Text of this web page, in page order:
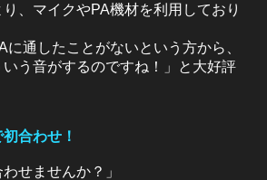
、マイクやPA機材を利用しており
に通したことがないという方から、
いう音がするのですね！」と大好評
合わせ！
せませんか？」